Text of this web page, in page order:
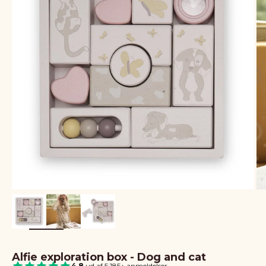
Alfie exploration box - Dog and cat